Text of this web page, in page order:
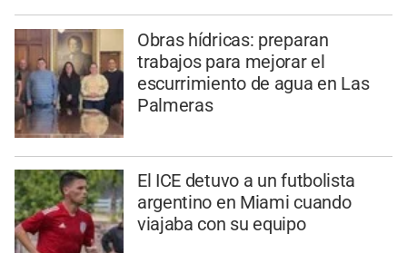
Obras hídricas: preparan
trabajos para mejorar el
escurrimiento de agua en Las
Palmeras
El ICE detuvo a un futbolista
argentino en Miami cuando
viajaba con su equipo